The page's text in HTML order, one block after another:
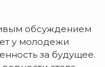
обсуждением
у молодежи
за будущее.